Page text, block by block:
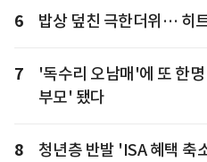
6 밥상 덮친 극한더위… 히
7
'독수리 오남매'에 또 한
부모' 됐다
8
청년층 반발 'ISA 혜택 축